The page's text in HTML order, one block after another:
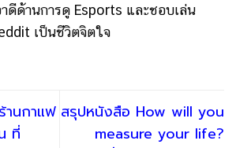
าดีด้านการดู Esports และชอบเล่น
เป็นชีวิตจิตใจ
นกาแฟ
ที่
สรุปหนังสือ How will you
measure your life?